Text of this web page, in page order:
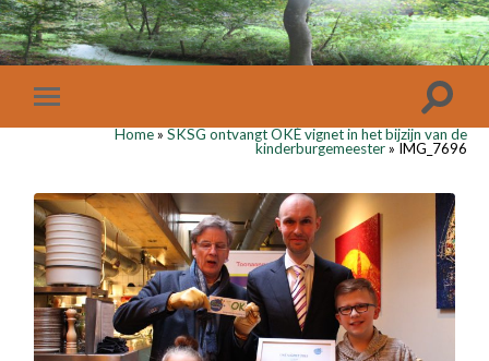
Home» SKSG ontvangt OKÉ vignet in het bijzijn van de
kinderburgemeester» IMG_7696